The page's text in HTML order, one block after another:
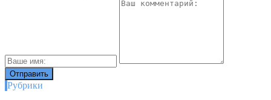
Рубрики